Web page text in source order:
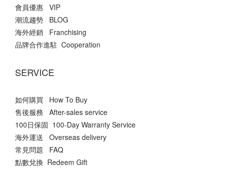
會員優惠 VIP
潮流趨勢 BLOG
海外經銷 Franchising
品牌合作進駐 Cooperation
SERVICE
如何購買 How To Buy
售後服務 After-sales service
100日保固 100-Day Warranty Service
海外運送 Overseas delivery
常見問題 FAQ
點數兌換 Redeem Gift